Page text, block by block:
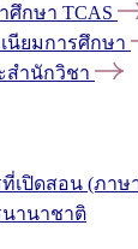
ศึกษา TCAS
นียมการศึกษา
ำนักวิชา
เปิดสอน (ภาษ
านาชาติ